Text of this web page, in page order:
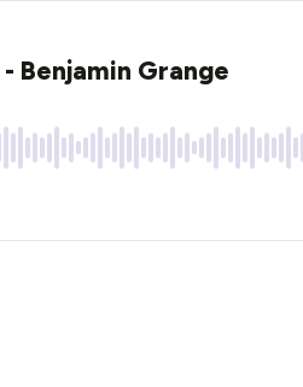
Benjamin Grange